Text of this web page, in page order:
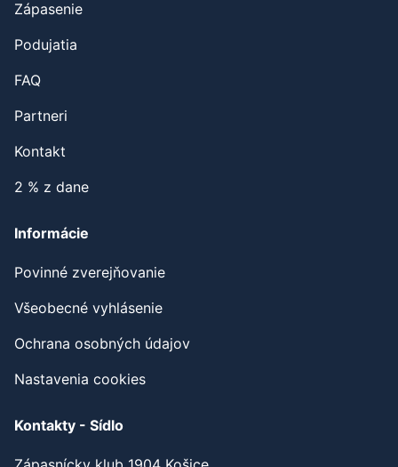
Zápasenie
Podujatia
FAQ
Partneri
Kontakt
2 % z dane
Informácie
Povinné zverejňovanie
Všeobecné vyhlásenie
Ochrana osobných údajov
Nastavenia cookies
Kontakty - Sídlo